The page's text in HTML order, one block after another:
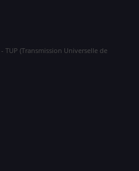
(Transmission Universelle de